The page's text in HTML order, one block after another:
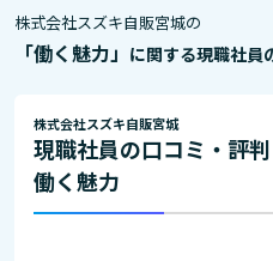
株式会社スズキ自販宮城の
「働く魅力」 に関する現職社員
株式会社スズキ自販宮城
現職社員の口コミ・評判
働く魅力